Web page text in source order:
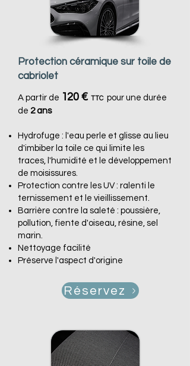
Protection céramique sur toile de
cabriolet
A partir de 120 € TTC pour une durée
de 2 ans
Hydrofuge : l'eau perle et glisse au lieu
d'imbiber la toile ce qui limite les
traces, l'humidité et le développement
de moisissures.
Protection contre les UV : ra lenti le
ternissement et le vieillissement.
Barrière contre la saleté : poussière,
pollution, fiente d'oiseau, résine, sel
marin.
Nettoyage facilité
Préserve l'aspect d'origine
Réservez